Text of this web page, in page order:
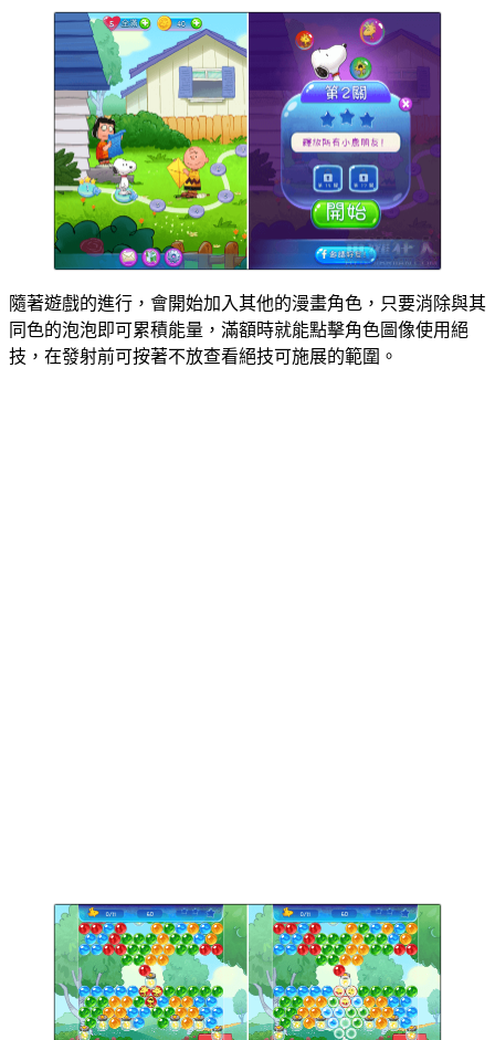
隨著遊戲的進行，會開始加入其他的漫畫角色，只要消除與其
同色的泡泡即可累積能量，滿額時就能點擊角色圖像使用絕
技，在發射前可按著不放查看絕技可施展的範圍。